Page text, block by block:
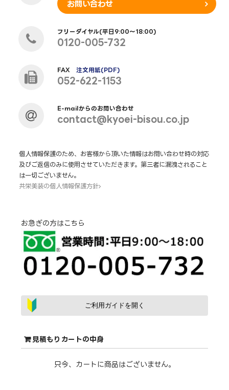
お問い合わせ
フリーダイヤル(平日9:00～18:00)
0120-005-732
FAX注文用紙(PDF)
052-622-1153
E-mailからのお問い合わせ
contact@kyoei-bisou.co.jp
個人情報保護のため、お客様から頂いた情報はお問い合わせ時の対応
及びご返信のみに使用させていただきます。第三者に漏洩されること
は一切ございません。
共栄美装の個人情報保護方針
お急ぎの方はこちら
ご利用ガイドを開く
見積もりカートの中身
只今、カートに商品はございません。